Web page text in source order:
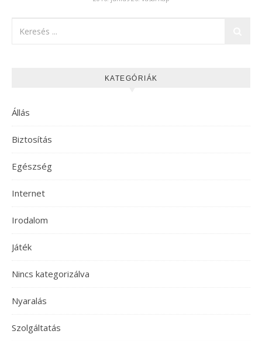
KATEGÓRIÁK
Állás
Biztosítás
Egészség
Internet
Irodalom
Játék
Nincs kategorizálva
Nyaralás
Szolgáltatás